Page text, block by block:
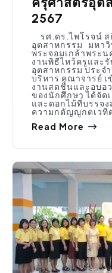
2567
รศ.ดร.ไพโรจน์
อุตสาหกรรม มหาวิ
พระจอมเกล้าพระน
งานพิธีไหว้ครูและ
อุตสาหกรรม ประจ
บริหาร คณาจารย์
งานสดชื่นและอบอ
ของนักศึกษา ได้จัด
และดอกไม้ที่บรรจง
ความกตัญญูกตเวที
Read More
กิจกรรมคณะ